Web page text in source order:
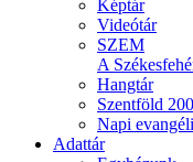
Képtár
Videótár
SZEM
A
Hangtár
Szentföld
Napi
Adattár